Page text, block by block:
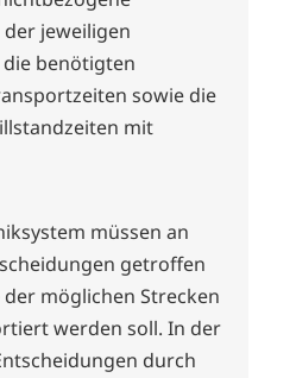
jeweiligen
benötigten
sowie die
mit
müssen an
getroffen
möglichen Strecken
werden soll. In der
durch